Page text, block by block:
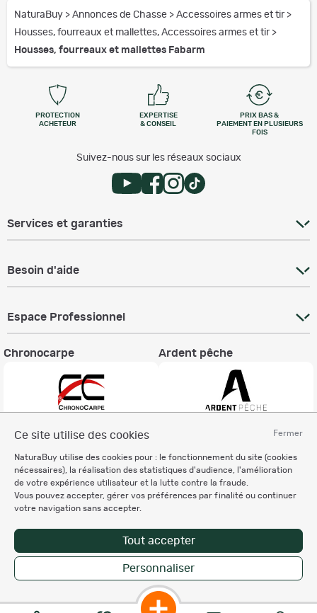
Fermer
Ce site utilise des cookies
NaturaBuy utilise des cookies pour : le fonctionnement du site (cookies
nécessaires), la réalisation des statistiques d'audience, l'amélioration
de votre expérience utilisateur et la lutte contre la fraude.
Vous pouvez accepter, gérer vos préférences par finalité ou continuer
votre navigation sans accepter.
Tout accepter
Personnaliser
Enregistrer la recherche
NaturaBuy > Annonces de Chasse > Accessoires armes et tir >
Housses, fourreaux et mallettes, Accessoires armes et tir >
Housses, fourreaux et mallettes Fabarm
PROTECTION
ACHETEUR
EXPERTISE
& CONSEIL
PRIX BAS &
PAIEMENT EN PLUSIEURS
FOIS
Suivez-nous sur les réseaux sociaux
Services et garanties
Besoin d'aide
Espace Professionnel
Chronocarpe Ardent pêche
Charte éthique
Mentions légales
Règlement & Conditions d'utilisation
Politique de protection
des données personnelles
Personnalisation des cookies
Copyright © 2007-2026 NaturaBuy. Tous droits réservés. N°CNIL: 1239459.
Les marques commerciales mentionnées appartiennent à leurs propriétaires
respectifs in 0.064 s